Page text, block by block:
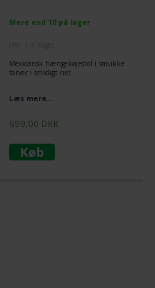
Mere end 10 på lager
Mexicansk hængekøjestol i smukke
farver i smidigt net.
Læs mere...
699,00 DKK